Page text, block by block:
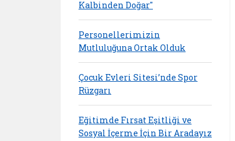
Kalbinden Doğar"
Personellerimizin
Mutluluğuna Ortak Olduk
Çocuk Evleri Sitesi’nde Spor
Rüzgarı
Eğitimde Fırsat Eşitliği ve
Sosyal İçerme İçin Bir Aradayız